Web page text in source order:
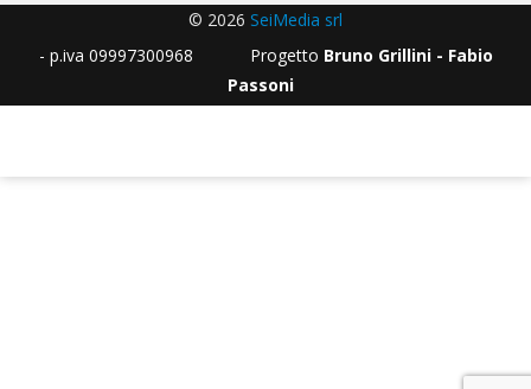
© 2026 SeiMedia srl
- p.iva 09997300968 Progetto Bruno Grillini - Fabio
Passoni